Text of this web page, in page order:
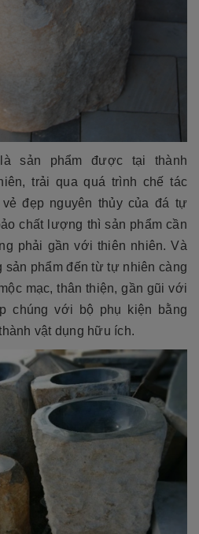
sản phẩm được tại thành
trải qua quá trình chế tác
đẹp nguyên thủy của đá tự
chất lượng thì sản phẩm cần
phải gần với thiên nhiên. Và
phẩm đến từ tự nhiên càng
mạc, thân thiện, gần gũi với
chúng với bộ phụ kiện bằng
vật dụng hữu ích.